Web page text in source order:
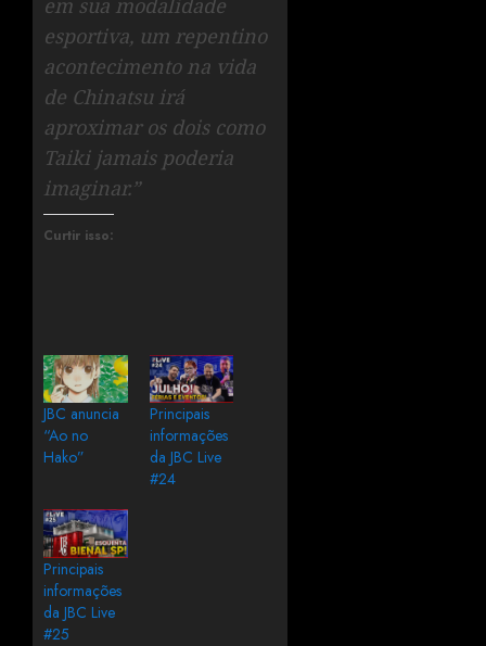
em sua modalidade
esportiva, um repentino
acontecimento na vida
de Chinatsu irá
aproximar os dois como
Taiki jamais poderia
imaginar.”
Curtir isso:
JBC anuncia
“Ao no
Hako”
Principais
informações
da JBC Live
#24
Principais
informações
da JBC Live
#25